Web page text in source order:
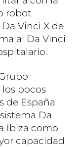
robot
Vinci X de
al Da Vinci
pocos
de España
Da
Ibiza como
capacidad